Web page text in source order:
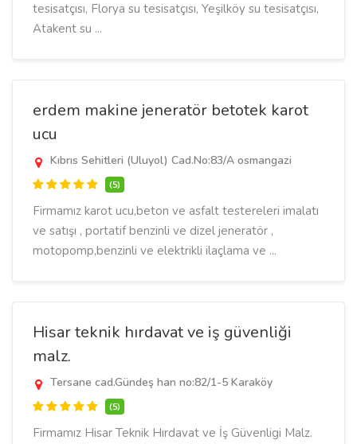
tesisatçısı, Florya su tesisatçısı, Yeşilköy su tesisatçısı,
Atakent su ...
erdem makine jeneratör betotek karot
ucu
Kıbrıs Sehitleri (Uluyol) Cad.No:83/A osmangazi
(5)
Firmamız karot ucu,beton ve asfalt testereleri imalatı
ve satışı , portatif benzinli ve dizel jeneratör ,
motopomp,benzinli ve elektrikli ilaçlama ve ...
Hisar teknik hırdavat ve iş güvenliği
malz.
Tersane cad.Gündeş han no:82/1-5 Karaköy
(5)
Firmamız Hisar Teknik Hırdavat ve İş Güvenligi Malz.